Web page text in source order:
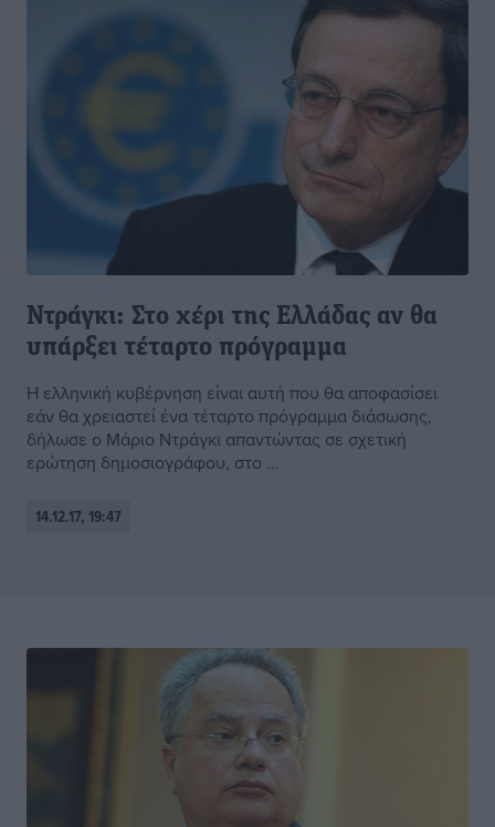
Ντράγκι: Στο χέρι της Ελλάδας αν θα
υπάρξει τέταρτο πρόγραμμα
Η ελληνική κυβέρνηση είναι αυτή που θα αποφασίσει
εάν θα χρειαστεί ένα τέταρτο πρόγραμμα διάσωσης,
δήλωσε ο Μάριο Ντράγκι απαντώντας σε σχετική
ερώτηση δημοσιογράφου, στο ...
14.12.17, 19:47